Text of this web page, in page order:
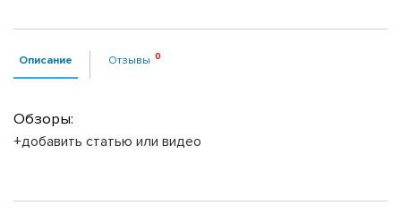
Описание Отзывы
Обзоры:
+добавить статью или видео